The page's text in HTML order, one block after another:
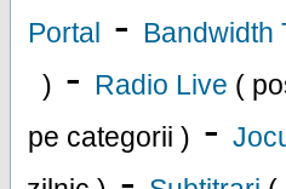
Portal - Bandwidth
) - Radio Live (
pe categorii ) -